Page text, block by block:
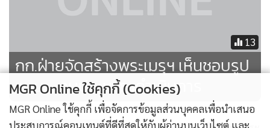
ติดตาม MGR Online
MGR Online ใช้คุกกี้ (Cookies)
MGR Online ใช้คุกกี้ เพื่อจัดการข้อมูลส่วนบุคคลเพื่อนำเสนอ
ประสบการณ์คอนเทนต์ที่ดีที่สุดให้กับผู้อ่านบนเว็บไซต์ และ